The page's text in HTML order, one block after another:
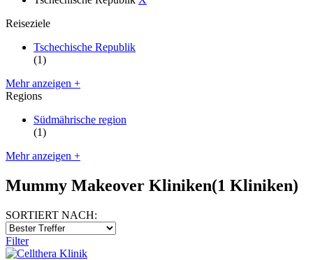
Reiseziele
Tschechische Republik
(1)
Mehr anzeigen +
Regions
Südmährische region
(1)
Mehr anzeigen +
Mummy Makeover Kliniken(1 Kliniken)
SORTIERT NACH:
Filter